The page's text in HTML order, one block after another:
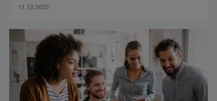
11.12.2025